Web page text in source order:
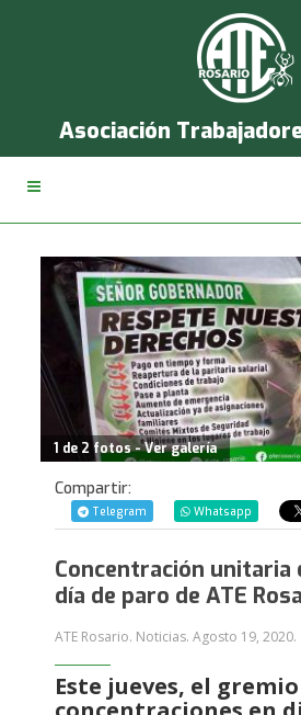
Asociación
1 de 2 fotos - Ver galería
Compartir:
Telegram Whatsapp
Concentración unitaria
día de paro de ATE
ATE Rosario. Noticias. Agosto 19, 2020.
Este jueves, el